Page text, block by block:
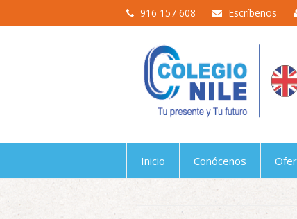
916 157 608 Escríbenos
Inicio Conócenos